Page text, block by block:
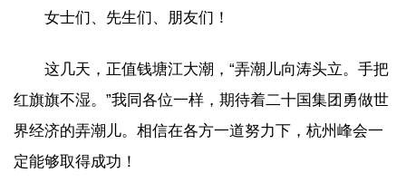
女士们、先生们、朋友们！
这几天，正值钱塘江大潮，“弄潮儿向涛头立。手把
红旗旗不湿。”我同各位一样，期待着二十国集团勇做世
界经济的弄潮儿。相信在各方一道努力下，杭州峰会一
定能够取得成功！